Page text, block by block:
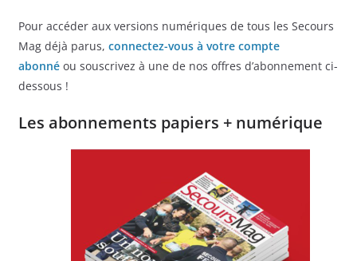
Pour accéder aux versions numériques de tous les Secours
Mag déjà parus, connectez-vous à votre compte
abonnéou souscrivez à une de nos offres d’abonnement ci-
dessous !
Les abonnements papiers + numérique